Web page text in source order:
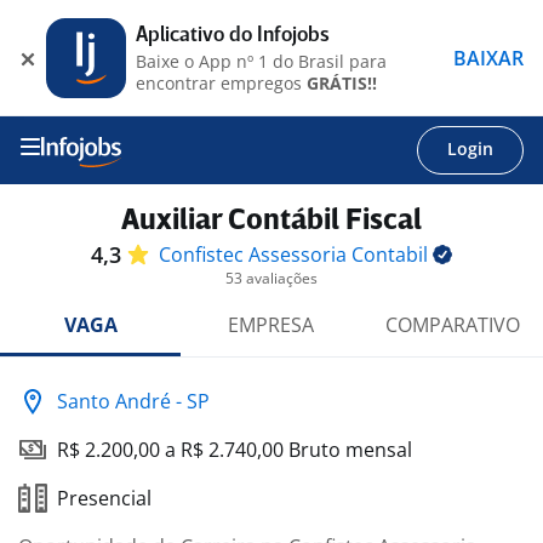
Login
Auxiliar Contábil Fiscal
4,3 Confistec Assessoria Contabil
53 avaliações
VAGA EMPRESA COMPARATIVO
Santo André - SP
R$ 2.200,00 a R$ 2.740,00 Bruto mensal
Presencial
Aplicativo do Infojobs
Baixe o App nº 1 do Brasil para
encontrar empregos GRÁTIS!!
BAIXAR